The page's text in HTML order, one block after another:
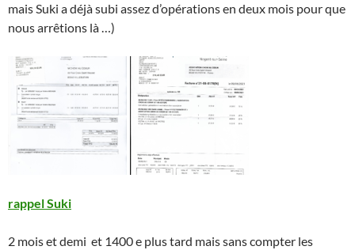
mais Suki a déjà subi assez d’opérations en deux mois pour que
nous arrêtions là …)
rappel Suki
2 mois et demi et 1400 e plus tard mais sans compter les